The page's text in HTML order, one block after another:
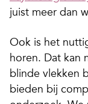
juist meer dan
Ook is het
horen. Dat kan
blinde vlekken
bieden bij